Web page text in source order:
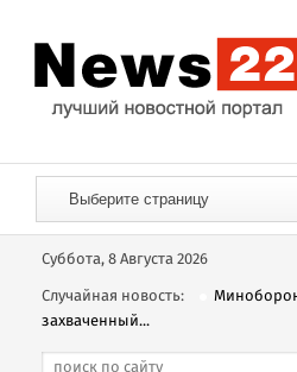
Суббота, 8 Августа 2026
Случайная новость:
захваченный...